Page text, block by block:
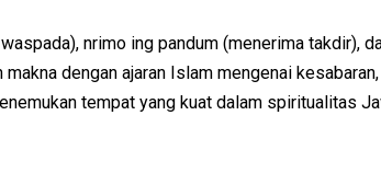
nrimo ing pandum (menerima takdir),
dengan ajaran Islam mengenai kesabaran,
tempat yang kuat dalam spiritualitas